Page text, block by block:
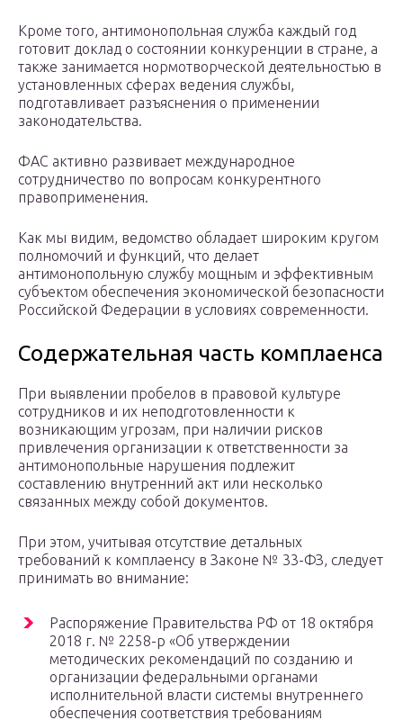
Кроме того, антимонопольная служба каждый год
готовит доклад о состоянии конкуренции в стране, а
также занимается нормотворческой деятельностью в
установленных сферах ведения службы,
подготавливает разъяснения о применении
законодательства.
ФАС активно развивает международное
сотрудничество по вопросам конкурентного
правоприменения.
Как мы видим, ведомство обладает широким кругом
полномочий и функций, что делает
антимонопольную службу мощным и эффективным
субъектом обеспечения экономической безопасности
Российской Федерации в условиях современности.
Содержательная часть комплаенса
При выявлении пробелов в правовой культуре
сотрудников и их неподготовленности к
возникающим угрозам, при наличии рисков
привлечения организации к ответственности за
антимонопольные нарушения подлежит
составлению внутренний акт или несколько
связанных между собой документов.
При этом, учитывая отсутствие детальных
требований к комплаенсу в Законе № 33-ФЗ, следует
принимать во внимание:
Распоряжение Правительства РФ от 18 октября
2018 г. № 2258-р «Об утверждении
методических рекомендаций по созданию и
организации федеральными органами
исполнительной власти системы внутреннего
обеспечения соответствия требованиям